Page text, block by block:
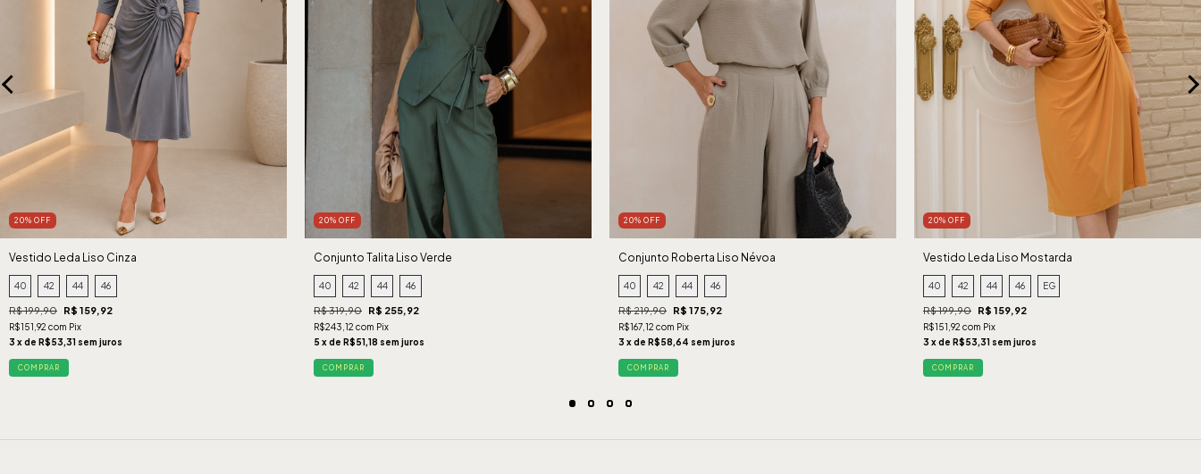
20% OFF
Vestido Leda Liso Cinza
40 42 44 46
R$ 199,90 R$ 159,92
R$151,92 com Pix
3 x de R$53,31 sem juros
COMPRAR
20% OFF
Conjunto Talita Liso Verde
40 42 44 46
R$ 319,90 R$ 255,92
R$243,12 com Pix
5 x de R$51,18 sem juros
COMPRAR
20% OFF
Conjunto Roberta Liso Névoa
40 42 44 46
R$ 219,90 R$ 175,92
R$167,12 com Pix
3 x de R$58,64 sem juros
COMPRAR
20% OFF
Vestido Leda Liso Mostarda
40 42 44 46 EG
R$ 199,90 R$ 159,92
R$151,92 com Pix
3 x de R$53,31 sem juros
COMPRAR